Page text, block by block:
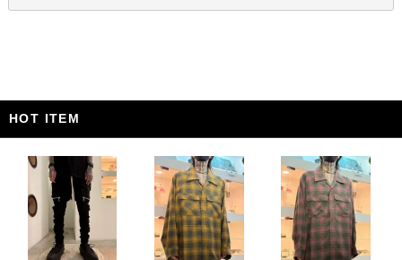
HOT ITEM